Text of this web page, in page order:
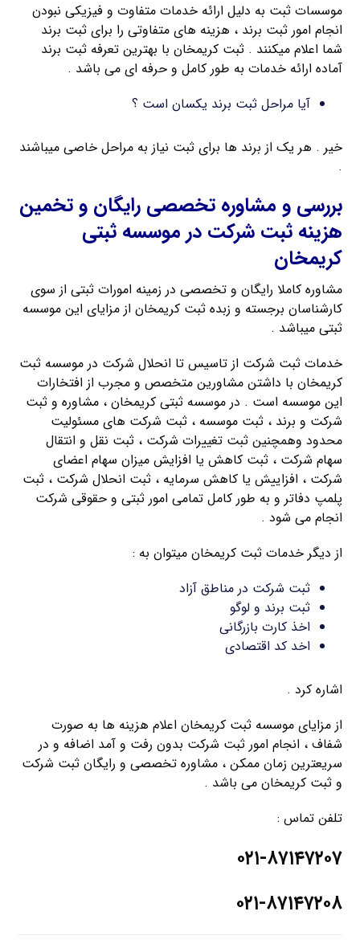
موسسات ثبت به دلیل ارائه خدمات متفاوت و فیزیکی نبودن
انجام امور ثبت برند ، هزینه های متفاوتی را برای ثبت برند
شما اعلام میکنند . ثبت کریمخان با بهترین تعرفه ثبت برند
آماده ارائه خدمات به طور کامل و حرفه ای می باشد .
آیا مراحل ثبت برند یکسان است ؟
خیر . هر یک از برند ها برای ثبت نیاز به مراحل خاصی میباشند
.
بررسی و مشاوره تخصصی رایگان و تخمین
هزینه ثبت شرکت در موسسه ثبتی
کریمخان
مشاوره کاملا رایگان و تخصصی در زمینه امورات ثبتی از سوی
کارشناسان برجسته و زبده ثبت کریمخان از مزایای این موسسه
ثبتی میباشد .
خدمات ثبت شرکت از تاسیس تا انحلال شرکت در موسسه ثبت
کریمخان با داشتن مشاورین متخصص و مجرب از افتخارات
این موسسه است . در موسسه ثبتی کریمخان ، مشاوره و ثبت
شرکت و برند ، ثبت موسسه ، ثبت شرکت های مسئولیت
محدود وهمچنین ثبت تغییرات شرکت ، ثبت نقل و انتقال
سهام شرکت ، ثبت کاهش یا افزایش میزان سهام اعضای
شرکت ، افزاییش یا کاهش سرمایه ، ثبت انحلال شرکت ، ثبت
پلمپ دفاتر و به طور کامل تمامی امور ثبتی و حقوقی شرکت
انجام می شود .
از دیگر خدمات ثبت کریمخان میتوان به :
ثبت شرکت در مناطق آزاد
ثبت برند و لوگو
اخذ کارت بازرگانی
اخد کد اقتصادی
اشاره کرد .
از مزایای موسسه ثبت کریمخان اعلام هزینه ها به صورت
شفاف ، انجام امور ثبت شرکت بدون رفت و آمد اضافه و در
سریعترین زمان ممکن ، مشاوره تخصصی و رایگان ثبت شرکت
و ثبت کریمخان می باشد .
تلفن تماس :
۰۲۱-۸۷۱۴۷۲۰۷
۰۲۱-۸۷۱۴۷۲۰۸